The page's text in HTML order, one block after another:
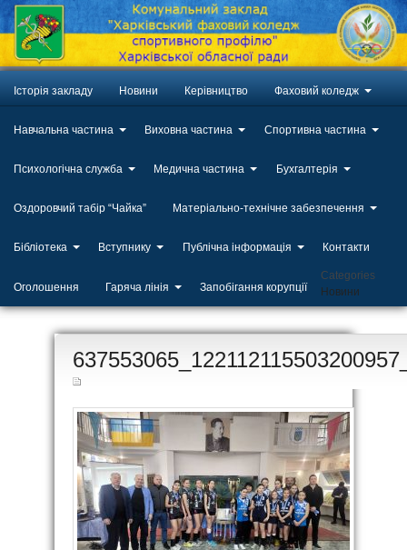
Історія закладу Новини Керівництво Фаховий коледж
Навчальна частина Виховна частина Спортивна частина
Психологічна служба Медична частина Бухгалтерія
Оздоровчий табір “Чайка” Матеріально-технічне забезпечення
Бібліотека Вступнику Публічна інформація Контакти
Оголошення Гаряча лінія Запобігання корупції
Categories
Новини
20